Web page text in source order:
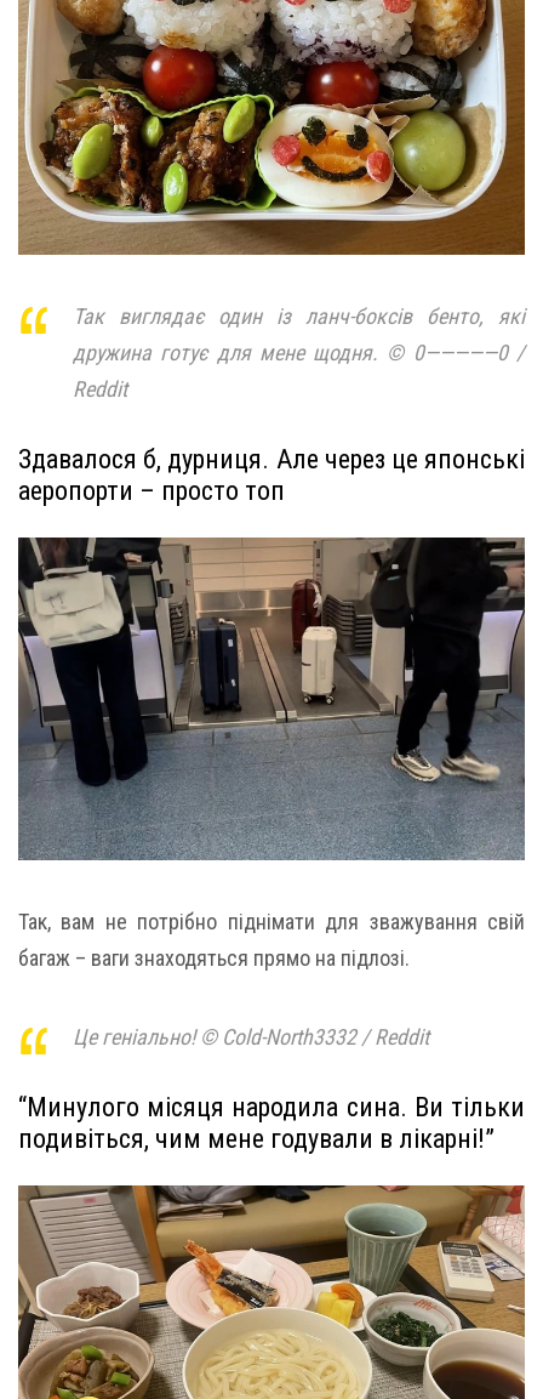
Так виглядає один із ланч-боксів бенто, які
дружина готує для мене щодня. © 0—————0 /
Reddit
Здавалося б, дурниця. Але через це японські
аеропорти – просто топ
Так, вам не потрібно піднімати для зважування свій
багаж – ваги знаходяться прямо на підлозі.
Це геніально! © Cold-North3332 / Reddit
“Минулого місяця народила сина. Ви тільки
подивіться, чим мене годували в лікарні!”